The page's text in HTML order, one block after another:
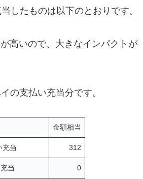
したものは以下のとおりです。
高いので、大きなインパクトが
の支払い充当分です。
金額相当
充当 312
当 0